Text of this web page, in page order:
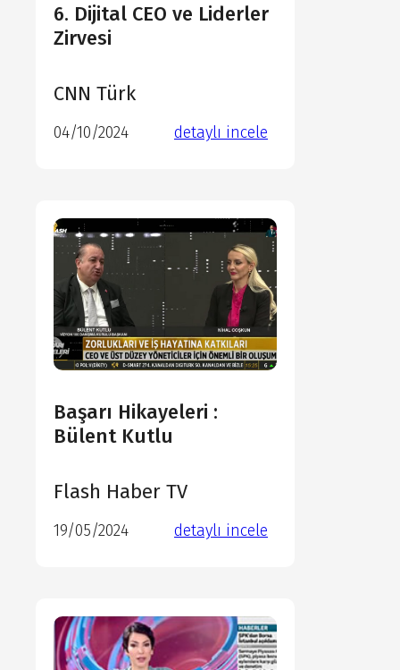
6. Dijital CEO ve Liderler
Zirvesi
CNN Türk
04/10/2024 detaylı incele
Başarı Hikayeleri :
Bülent Kutlu
Flash Haber TV
19/05/2024 detaylı incele
detaylı incele
detaylı incele
detaylı incele
detaylı incele
detaylı incele